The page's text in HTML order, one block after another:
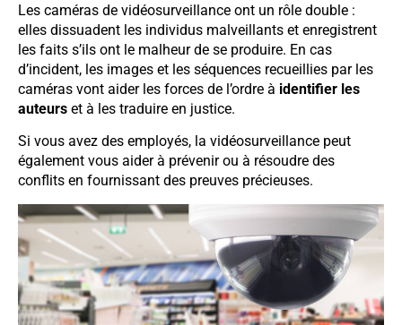
Les caméras de vidéosurveillance ont un rôle double :
elles dissuadent les individus malveillants et enregistrent
les faits s’ils ont le malheur de se produire. En cas
d’incident, les images et les séquences recueillies par les
caméras vont aider les forces de l’ordre à identifier les
auteurs et à les traduire en justice.
Si vous avez des employés, la vidéosurveillance peut
également vous aider à prévenir ou à résoudre des
conflits en fournissant des preuves précieuses.